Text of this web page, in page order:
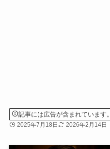
記事には広告が含まれています。
2025年7月18日 2026年2月14日